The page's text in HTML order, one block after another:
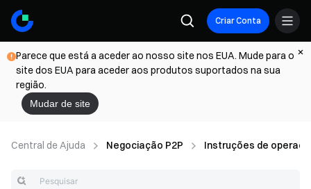
Criar Conta
Parece que está a aceder ao nosso site nos EUA. Mude para o
site dos EUA para aceder aos produtos suportados na sua
região.
Mudar de site
Central de Ajuda Negociação P2P Instruções de